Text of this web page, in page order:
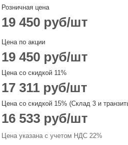
Розничная цена
19 450 руб/шт
Цена по акции
19 450 руб/шт
Цена со скидкой 11%
17 311 руб/шт
Цена со скидкой 15% (Склад 3 и
16 533 руб/шт
Цена указана с учетом НДС 22%